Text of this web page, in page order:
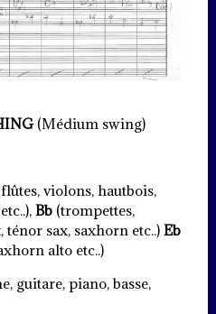
(Médium swing)
violons, hautbois,
Bb (trompettes,
sax, saxhorn etc..) Eb
alto etc..)
guitare, piano, basse,